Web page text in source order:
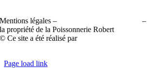
Mentions légales – –
la propriété de la Poissonnerie Robert
© Ce site a été réalisé par
Page load link